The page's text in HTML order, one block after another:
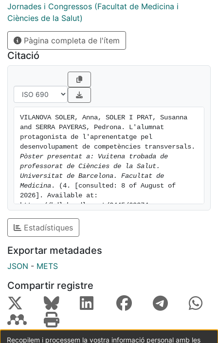
laboral de la población titulada
de las universidades catalanas publicado el año 2011
(AQU, 2011).
En la experiencia participaron cuatro grupos clase de
40 alumnos...
Jornades i Congressos (Facultat de Medicina i
Ciències de la Salut)
Pàgina completa de l'ítem
Citació
VILANOVA SOLER, Anna, SOLER I PRAT, Susanna
and SERRA PAYERAS, Pedrona. L'alumnat
protagonista de l'aprenentatge pel
Pòster presentat a: Vuitena trobada de
professorat de Ciències de la Salut.
Universitat de Barcelona. Facultat de
Medicina . (4. [consulted: 8 of August of
2026]. Available at:
https://hdl.handle.net/2445/69274
Estadístiques
Exportar metadades
JSON - METS
Compartir registre
Recopilem i processem la vostra informació personal amb les